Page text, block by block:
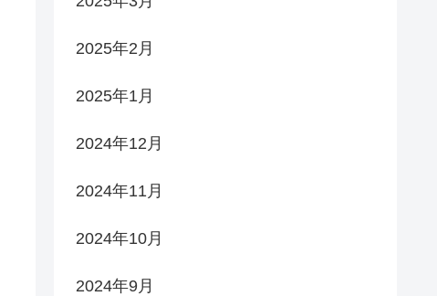
2025年2月
2025年1月
2024年12月
2024年11月
2024年10月
2024年9月